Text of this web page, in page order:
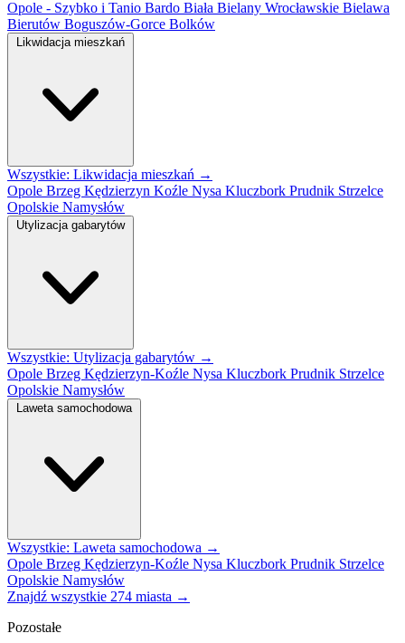
Opole - Szybko i Tanio Bardo Biała Bielany Wrocławskie Bielawa
Bierutów Boguszów-Gorce Bolków
Likwidacja mieszkań
Wszystkie: Likwidacja mieszkań →
Opole Brzeg Kędzierzyn Koźle Nysa Kluczbork Prudnik Strzelce
Opolskie Namysłów
Utylizacja gabarytów
Wszystkie: Utylizacja gabarytów →
Opole Brzeg Kędzierzyn-Koźle Nysa Kluczbork Prudnik Strzelce
Opolskie Namysłów
Laweta samochodowa
Wszystkie: Laweta samochodowa →
Opole Brzeg Kędzierzyn-Koźle Nysa Kluczbork Prudnik Strzelce
Opolskie Namysłów
Znajdź wszystkie 274 miasta →
Pozostałe